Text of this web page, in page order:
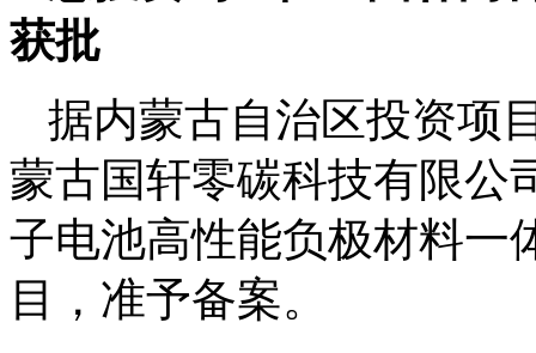
获批
据内蒙古自治区投资项
蒙古国轩零碳科技有限公
子电池高性能负极材料一
目，准予备案。